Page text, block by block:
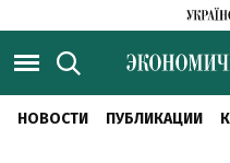
НОВОСТИ ПУБЛИКАЦИИ